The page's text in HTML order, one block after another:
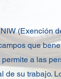
(Exención
que
a las
de su trabajo.